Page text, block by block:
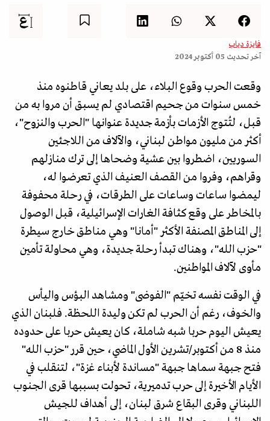
فايزة دياب
آخر تحديث 05 أكتوبر 2024
وقعت الحرب وقوع البلاء، على بلد يعاني قاطنوه منذ
خمس سنوات من جحيم اقتصادي لم يسبق أن مروا به من
قبل، لتُتوج الأزمات بأزمة جديدة عنوانها "الحرب والنزوح"،
أكثر من مليون مواطن لبناني، والآلاف من اللاجئين
السوريين، اضطروا بين عشية وضحاها إلى ترك منازلهم
وقراهم، وفروا من القصف العنيف الذي تعرضوا له،
ليمضوا ساعات وساعات على الطرقات، في رحلة محفوفة
بالمخاطر على وقع كثافة الغارات الإسرائيلية، قبل الوصول
إلى المناطق المصنفة الأكثر "أمانا" وهي مناطق خارج سيطرة
"حزب الله"، وهناك تبدأ رحلة جديدة، وهي محاولة تأمين
مأوى لآلاف المواطنين.
في الوقت نفسه تخيّم "الفوضى" ومشاهد البؤس واليأس
والخوف، رغم أن الحرب لم تكن وليدة اللحظة. فلبنان الذي
يعيش اليوم حربا شبه شاملة، كان يعيش حربا على حدوده
منذ 8 من أكتوبر/تشرين الأول الماضي، حين قرر "حزب الله"
فتح جبهة سماها جبهة "مساندة لأبناء غزة"، لتنقلب في
الأيام الأخيرة إلى حرب تدميرية، تحولت بسببها قرى الجنوب
اللبناني وقرى البقاع شرق لبنان، إلى أهداف للجيش